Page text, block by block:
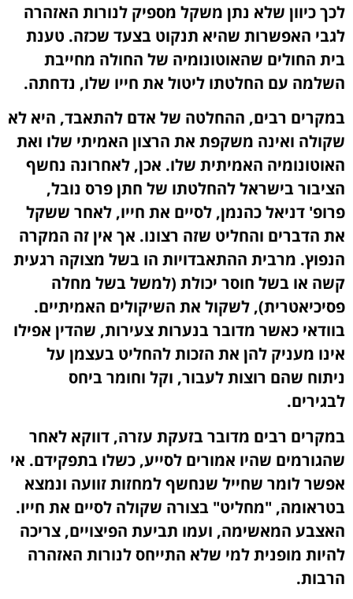
לכך כיוון שלא נתן משקל מספיק לנורות האזהרה
לגבי האפשרות שהיא תנקוט בצעד שכזה. טענת
בית החולים שהאוטונומיה של החולה מחייבת
השלמה עם החלטתו ליטול את חייו שלו, נדחתה.
במקרים רבים, ההחלטה של אדם להתאבד, היא לא
שקולה ואינה משקפת את הרצון האמיתי שלו ואת
האוטונומיה האמיתית שלו. אכן, לאחרונה נחשף
הציבור בישראל להחלטתו של חתן פרס נובל,
פרופ' דניאל כהנמן, לסיים את חייו, לאחר ששקל
את הדברים והחליט שזה רצונו. אך אין זה המקרה
הנפוץ. מרבית ההתאבדויות הו בשל מצוקה רגעית
קשה או בשל חוסר יכולת (למשל בשל מחלה
פסיכיאטרית), לשקול את השיקולים האמיתיים.
בוודאי כאשר מדובר בנערות צעירות, שהדין אפילו
אינו מעניק להן את הזכות להחליט בעצמן על
ניתוח שהם רוצות לעבור, וקל וחומר ביחס
לבגירים.
במקרים רבים מדובר בזעקת עזרה, דווקא לאחר
שהגורמים שהיו אמורים לסייע, כשלו בתפקידם. אי
אפשר לומר שחייל שנחשף למחזות זוועה ונמצא
בטראומה, "מחליט" בצורה שקולה לסיים את חייו.
האצבע המאשימה, ועמו תביעת הפיצויים, צריכה
להיות מופנית למי שלא התייחס לנורות האזהרה
הרבות.